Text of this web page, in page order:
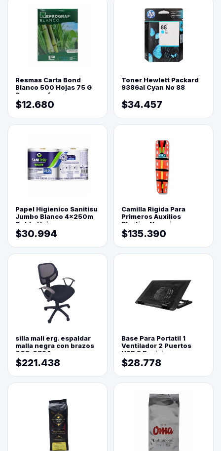
Resmas Carta Bond
Blanco 500 Hojas 75 G
Reprograf.
$12.680
Toner Hewlett Packard
9386al Cyan No 88
$34.457
Papel Higienico Sanitisu
Jumbo Blanco 4x250m
Doble Hoja
$30.994
Camilla Rigida Para
Primeros Auxilios
Plastica Naranja
$135.390
silla mali erg. espaldar
malla negra con brazos
003-0794
$221.438
Base Para Portatil 1
Ventilador 2 Puertos
USB 5 Posiciones
$28.778